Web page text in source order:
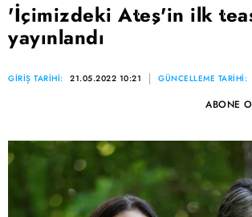
'İçimizdeki Ateş'in ilk
yayınlandı
GİRİŞ TARİHİ: 21.05.2022 10:21 GÜNCELLEME TARİHİ:
ABONE